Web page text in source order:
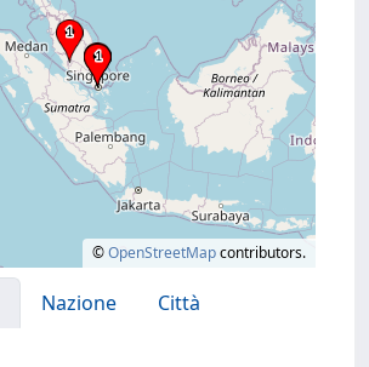
©OpenStreetMapcontributors.
Nazione
Città